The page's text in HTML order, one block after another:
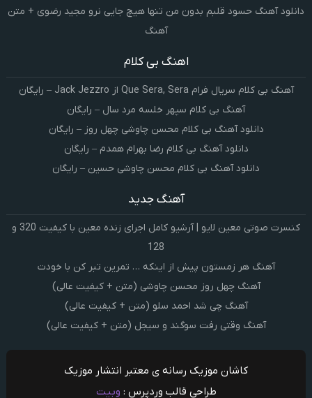
دانلود آهنگ حسود قلبم بدون من تنها هیچ جایی نرو مجید رضوی + متن
آهنگ
اهنگ بی کلام
آهنگ بی کلام سریال فرام Que Sera, Sera از Jack Jezzro – رایگان
آهنگ بی کلام سپهر خلسه مرد سال – رایگان
دانلود آهنگ بی کلام محسن چاوشی چهل روز – رایگان
دانلود آهنگ بی کلام رضا بهرام همدم – رایگان
دانلود آهنگ بی کلام محسن چاوشی حسین – رایگان
آهنگ جدید
کنسرت صوتی معین لایو | آرشیو کامل اجرای زنده معین با کیفیت 320 و
128
آهنگ هر زمستون پیش از اینکه … تمرین تبر کن با خودت
آهنگ چهل روز محسن چاوشی (متن + کیفیت عالی)
آهنگ چی شد احمد سلو (متن + کیفیت عالی)
آهنگ وقتی رفت سوگند و سیجل (متن + کیفیت عالی)
کاشان موزیک رسانه ی معتبر انتشار موزیک
طراحی قالب وردپرس : وبیت